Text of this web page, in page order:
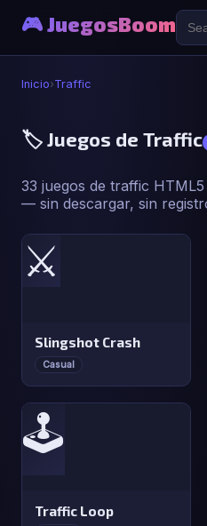
🎮 JuegosBoom
Inicio›Traffic
🏷️ Juegos de Traffic
33 juegos de traffic
— sin descargar, sin
⚔️
Slingshot Crash
Casual
🕹️
Traffic Loop